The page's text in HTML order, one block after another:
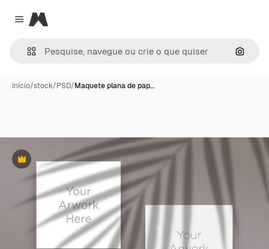
Close menu
Magnific
Início/stock/PSD/Maquete plana de pap…
Premium